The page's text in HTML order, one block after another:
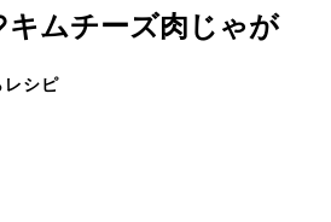
ムチーズ肉じゃが
シピ